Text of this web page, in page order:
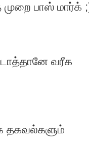
முறை பாஸ் மார்க்
வரீக
தகவல்களும்